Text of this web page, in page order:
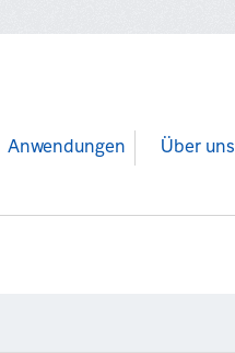
Anwendungen Über uns